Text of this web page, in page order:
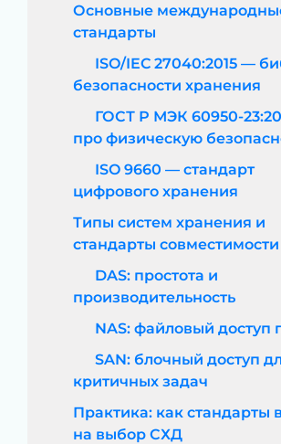
Основные
стандарты
ISO/IEC 27040:2015 —
безопасности хранения
ГОСТ Р МЭК 60950-
про физическую
ISO 9660 — стандарт
цифрового хранения
Типы систем хранения и
стандарты совместимости
DAS: простота и
производительность
NAS: файловый доступ
SAN: блочный доступ
критичных задач
Практика: как стандарты
на выбор СХД